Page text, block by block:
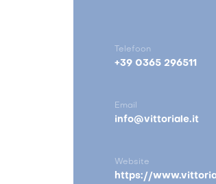
Telefoon
+39 0365 296511
Email
info@vittoriale.it
Website
https://